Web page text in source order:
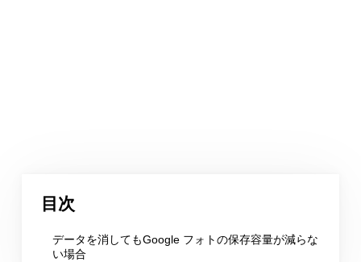
目次
データを消してもGoogle フォトの保存容量が減らな
い場合